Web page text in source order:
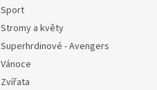
Sport
Stromy a květy
Superhrdinové - Avengers
Vánoce
Zvířata